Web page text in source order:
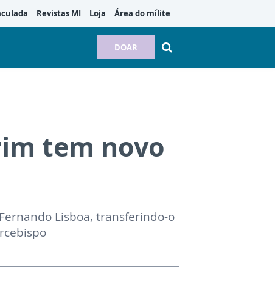
Revistas MI Loja Área do mílite
DOAR
tem novo
Lisboa, transferindo-o